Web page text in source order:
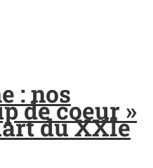
: nos
de coeur »
du XXIe